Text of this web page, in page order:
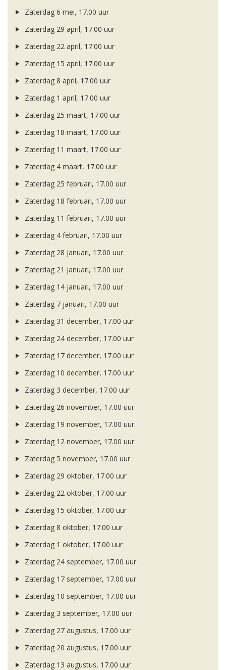
Zaterdag 6 mei, 17.00 uur
Zaterdag 29 april, 17.00 uur
Zaterdag 22 april, 17.00 uur
Zaterdag 15 april, 17.00 uur
Zaterdag 8 april, 17.00 uur
Zaterdag 1 april, 17.00 uur
Zaterdag 25 maart, 17.00 uur
Zaterdag 18 maart, 17.00 uur
Zaterdag 11 maart, 17.00 uur
Zaterdag 4 maart, 17.00 uur
Zaterdag 25 februari, 17.00 uur
Zaterdag 18 februari, 17.00 uur
Zaterdag 11 februari, 17.00 uur
Zaterdag 4 februari, 17.00 uur
Zaterdag 28 januari, 17.00 uur
Zaterdag 21 januari, 17.00 uur
Zaterdag 14 januari, 17.00 uur
Zaterdag 7 januari, 17.00 uur
Zaterdag 31 december, 17.00 uur
Zaterdag 24 december, 17.00 uur
Zaterdag 17 december, 17.00 uur
Zaterdag 10 december, 17.00 uur
Zaterdag 3 december, 17.00 uur
Zaterdag 26 november, 17.00 uur
Zaterdag 19 november, 17.00 uur
Zaterdag 12 november, 17.00 uur
Zaterdag 5 november, 17.00 uur
Zaterdag 29 oktober, 17.00 uur
Zaterdag 22 oktober, 17.00 uur
Zaterdag 15 oktober, 17.00 uur
Zaterdag 8 oktober, 17.00 uur
Zaterdag 1 oktober, 17.00 uur
Zaterdag 24 september, 17.00 uur
Zaterdag 17 september, 17.00 uur
Zaterdag 10 september, 17.00 uur
Zaterdag 3 september, 17.00 uur
Zaterdag 27 augustus, 17.00 uur
Zaterdag 20 augustus, 17.00 uur
Zaterdag 13 augustus, 17.00 uur